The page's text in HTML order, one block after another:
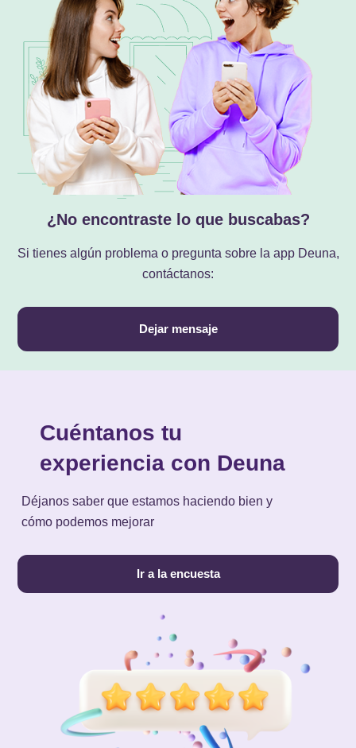
¿No encontraste lo que buscabas?
Si tienes algún problema o pregunta sobre la app Deuna,
contáctanos:
Dejar mensaje
Cuéntanos tu
experiencia con Deuna
Déjanos saber que estamos haciendo bien y
cómo podemos mejorar
Ir a la encuesta